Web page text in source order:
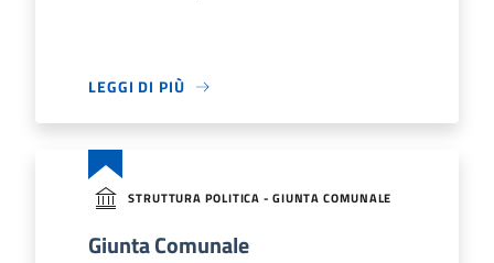
LEGGI DI PIÙ
STRUTTURA POLITICA - GIUNTA COMUNALE
Giunta Comunale